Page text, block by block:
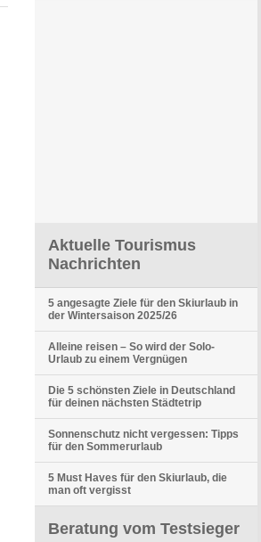
Aktuelle Tourismus
Nachrichten
5 angesagte Ziele für den Skiurlaub in
der Wintersaison 2025/26
Alleine reisen – So wird der Solo-
Urlaub zu einem Vergnügen
Die 5 schönsten Ziele in Deutschland
für deinen nächsten Städtetrip
Sonnenschutz nicht vergessen: Tipps
für den Sommerurlaub
5 Must Haves für den Skiurlaub, die
man oft vergisst
Beratung vom Testsieger